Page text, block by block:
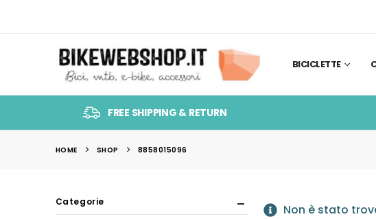
BICICLETTE
FREE SHIPPING & RETURN
HOME SHOP 8858015096
Non è stato
Categorie